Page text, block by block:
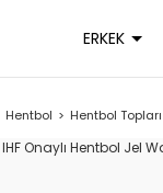
ERKEK
Hentbol Hentbol Topları